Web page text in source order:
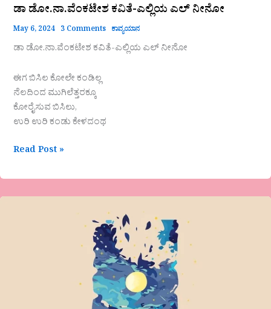
ಡಾ ಡೋ.ನಾ.ವೆಂಕಟೇಶ ಕವಿತೆ-ಎಲ್ಲಿಯ ಎಲ್ ನೀನೋ
May 6, 2024 3 Comments ಕಾವ್ಯಯಾನ
ಡಾ ಡೋ.ನಾ.ವೆಂಕಟೇಶ ಕವಿತೆ-ಎಲ್ಲಿಯ ಎಲ್ ನೀನೋ
ಈಗ ಬಿಸಿಲ ಕೋಲೇ ಕಂಡಿಲ್ಲ
ನೆಲದಿಂದ ಮುಗಿಲೆತ್ತರಕ್ಕೂ
ಕೋರೈಸುವ ಬಿಸಿಲು,
ಉರಿ ಉರಿ ಕಂಡು ಕೇಳದಂಥ
Read Post »